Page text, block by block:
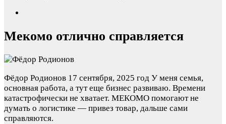
Мекомо отлично справляется
Фёдор Родионов 17 сентября, 2025 год У меня семья,
основная работа, а тут еще бизнес развиваю. Времени
катастрофически не хватает. МЕКОМО помогают не
думать о логистике — привез товар, дальше сами
справляются.